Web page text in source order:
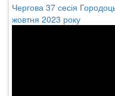
Чергова 37 сесія
жовтня 2023 року